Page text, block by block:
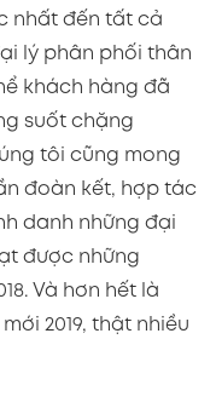
nhất đến tất cả
lý phân phối thân
khách hàng đã
suốt chặng
tôi cũng mong
đoàn kết, hợp tác
danh những đại
được những
Và hơn hết là
2019, thật nhiều